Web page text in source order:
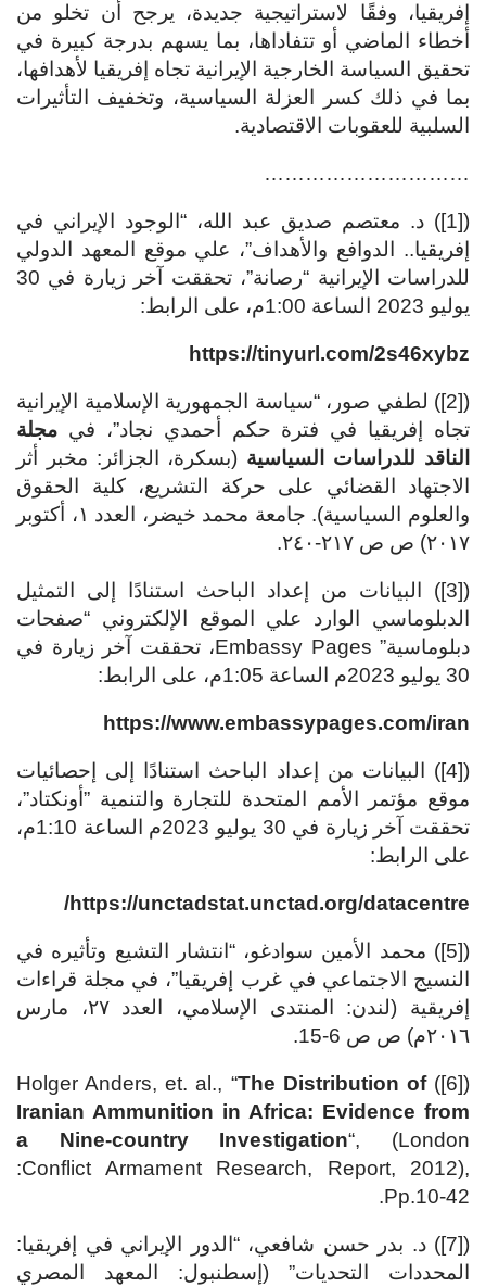
إفريقيا، وفقًا لاستراتيجية جديدة، يرجح أن تخلو من
أخطاء الماضي أو تتفاداها، بما يسهم بدرجة كبيرة في
تحقيق السياسة الخارجية الإيرانية تجاه إفريقيا لأهدافها،
بما في ذلك كسر العزلة السياسية، وتخفيف التأثيرات
السلبية للعقوبات الاقتصادية.
…………………………
([1]) د. معتصم صديق عبد الله، “الوجود الإيراني في
إفريقيا.. الدوافع والأهداف”، علي موقع المعهد الدولي
للدراسات الإيرانية “رصانة”، تحققت آخر زيارة في 30
يوليو 2023 الساعة 1:00م، على الرابط:
https://tinyurl.com/2s46xybz
([2]) لطفي صور، “سياسة الجمهورية الإسلامية الإيرانية
تجاه إفريقيا في فترة حكم أحمدي نجاد”، في مجلة
الناقد للدراسات السياسية (بسكرة، الجزائر: مخبر أثر
الاجتهاد القضائي على حركة التشريع، كلية الحقوق
والعلوم السياسية). جامعة محمد خيضر، العدد ١، أكتوبر
٢٠١٧) ص ص ٢١٧-٢٤٠.
([3]) البيانات من إعداد الباحث استنادًا إلى التمثيل
الدبلوماسي الوارد علي الموقع الإلكتروني “صفحات
دبلوماسية” Embassy Pages، تحققت آخر زيارة في
30 يوليو 2023م الساعة 1:05م، على الرابط:
https://www.embassypages.com/iran
([4]) البيانات من إعداد الباحث استنادًا إلى إحصائيات
موقع مؤتمر الأمم المتحدة للتجارة والتنمية ‏”أونكتاد”،
تحققت آخر زيارة في 30 يوليو 2023م الساعة 1:10م،
على الرابط:
https://unctadstat.unctad.org/datacentre/
([5]) محمد الأمين سوادغو، “انتشار التشيع وتأثيره في
النسيج الاجتماعي في غرب إفريقيا”، في مجلة قراءات
إفريقية (لندن: المنتدى الإسلامي، العدد ٢٧، مارس
٢٠١٦م) ص ص 6-15.
([6]) Holger Anders, et. al., “
The Distribution of
Iranian Ammunition in Africa: Evidence from
a Nine-country Investigation“, (London
:Conflict Armament Research, Report, 2012),
Pp.10-42.
([7]) د. بدر حسن شافعي، “الدور الإيراني في إفريقيا:
المحددات التحديات” (إسطنبول: المعهد المصري